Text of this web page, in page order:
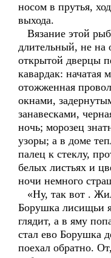
носом в прутья,
выхода.
Вязание этой
длительный, не на
открытой дверцы
кавардак: начатая
отожженная
окнами,
занавесками,
ночь; морозец
узоры; а в доме
палец к стеклу,
белых листьях и
ночи немного
«Ну, так вот .
Борушка лисищьи
глядит, а в яму
стал ево Борушка
поехал обратно.